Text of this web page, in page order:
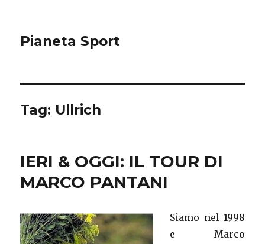
Pianeta Sport
Tag: Ullrich
IERI & OGGI: IL TOUR DI
MARCO PANTANI
Siamo nel 1998
e Marco